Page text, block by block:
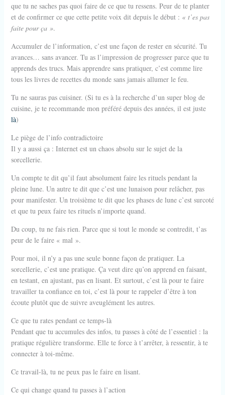
que tu ne saches pas quoi faire de ce que tu ressens. Peur de te planter
et de confirmer ce que cette petite voix dit depuis le début : « t’es pas
faite pour ça ».
Accumuler de l’information, c’est une façon de rester en sécurité. Tu
avances… sans avancer. Tu as l’impression de progresser parce que tu
apprends des trucs. Mais apprendre sans pratiquer, c’est comme lire
tous les livres de recettes du monde sans jamais allumer le feu.
Tu ne sauras pas cuisiner. (Si tu es à la recherche d’un super blog de
cuisine, je te recommande mon préféré depuis des années, il est juste
là)
Le piège de l’info contradictoire
Il y a aussi ça : Internet est un chaos absolu sur le sujet de la
sorcellerie.
Un compte te dit qu’il faut absolument faire les rituels pendant la
pleine lune. Un autre te dit que c’est une lunaison pour relâcher, pas
pour manifester. Un troisième te dit que les phases de lune c’est surcoté
et que tu peux faire tes rituels n’importe quand.
Du coup, tu ne fais rien. Parce que si tout le monde se contredit, t’as
peur de le faire « mal ».
Pour moi, il n’y a pas une seule bonne façon de pratiquer. La
sorcellerie, c’est une pratique. Ça veut dire qu’on apprend en faisant,
en testant, en ajustant, pas en lisant. Et surtout, c’est là pour te faire
travailler ta confiance en toi, c’est là pour te rappeler d’être à ton
écoute plutôt que de suivre aveuglément les autres.
Ce que tu rates pendant ce temps-là
Pendant que tu accumules des infos, tu passes à côté de l’essentiel : la
pratique régulière transforme. Elle te force à t’arrêter, à ressentir, à te
connecter à toi-même.
Ce travail-là, tu ne peux pas le faire en lisant.
Ce qui change quand tu passes à l’action